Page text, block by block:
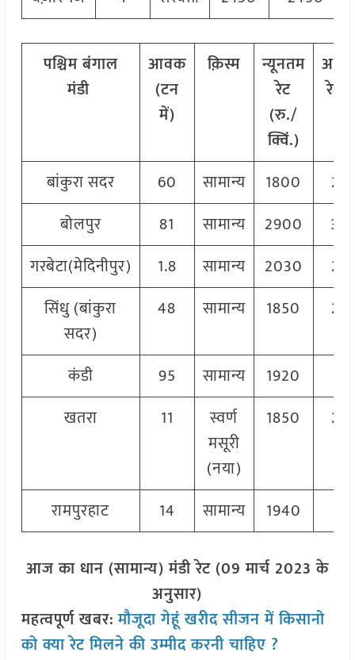
पश्चिमबंगाल
मंडी
आवक
(टन
में)
क़िस्म
न्यूनतम
रेट
(रु./
क्विं.)
रेट
बांकुरा सदर 60 सामान्य 1800
बोलपुर
81 सामान्य 2900
गरबेटा(मेदिनीपुर)
1.8 सामान्य 2030
सिंधु (बांकुरा
सदर)
48 सामान्य 1850
कंडी 95 सामान्य 1920
खतरा
11
स्वर्ण
मसूरी
(नया)
1850
रामपुरहाट 14 सामान्य 1940
आज का धान (सामान्य) मंडी रेट (09 मार्च 2023 के
अनुसार)
महत्वपूर्ण खबर:मौजूदा गेहूं खरीद सीजन में किसानो
को क्या रेट मिलने की उम्मीद करनी चाहिए ?